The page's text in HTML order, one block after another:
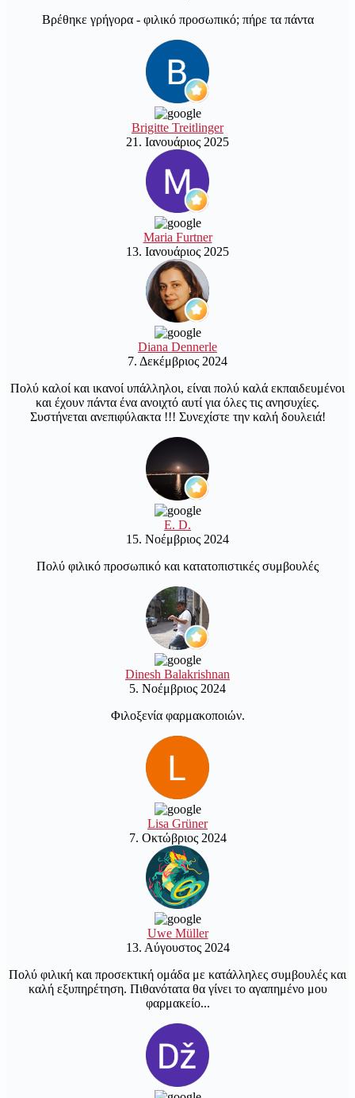
Βρέθηκε γρήγορα - φιλικό προσωπικό; πήρε τα πάντα
Brigitte Treitlinger
21. Ιανουάριος 2025
Maria Furtner
13. Ιανουάριος 2025
Diana Dennerle
7. Δεκέμβριος 2024
Πολύ καλοί και ικανοί υπάλληλοι, είναι πολύ καλά εκπαιδευμένοι
και έχουν πάντα ένα ανοιχτό αυτί για όλες τις ανησυχίες.
Συστήνεται ανεπιφύλακτα !!! Συνεχίστε την καλή δουλειά!
E. D.
15. Νοέμβριος 2024
Πολύ φιλικό προσωπικό και κατατοπιστικές συμβουλές
Dinesh Balakrishnan
5. Νοέμβριος 2024
Φιλοξενία φαρμακοποιών.
Lisa Grüner
7. Οκτώβριος 2024
Uwe Müller
13. Αύγουστος 2024
Πολύ φιλική και προσεκτική ομάδα με κατάλληλες συμβουλές και
καλή εξυπηρέτηση. Πιθανότατα θα γίνει το αγαπημένο μου
φαρμακείο...